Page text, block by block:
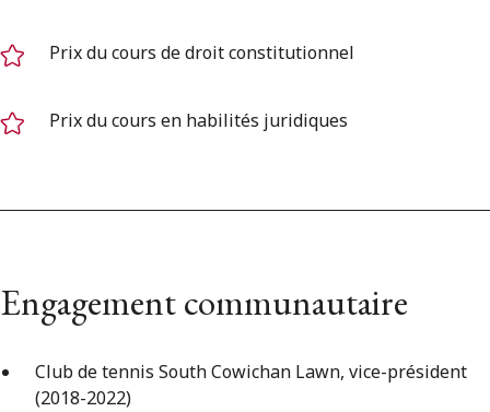
Prix du cours de droit constitutionnel
Prix du cours en habilités juridiques
Engagement communautaire
Club de tennis South Cowichan Lawn, vice-président
(2018-2022)